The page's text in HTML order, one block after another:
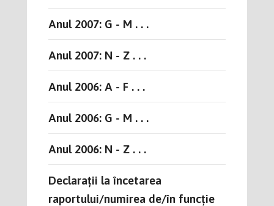
Anul 2007: G - M . . .
Anul 2007: N - Z . . .
Anul 2006: A - F . . .
Anul 2006: G - M . . .
Anul 2006: N - Z . . .
Declarații la încetarea
raportului/numirea de/în funcție